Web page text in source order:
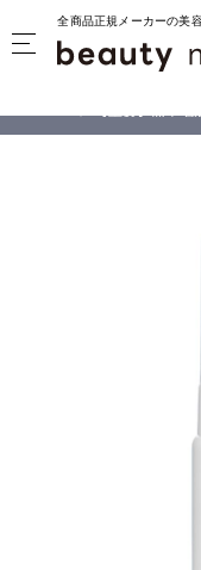
全商品正規メーカーの美
【重要】熊本